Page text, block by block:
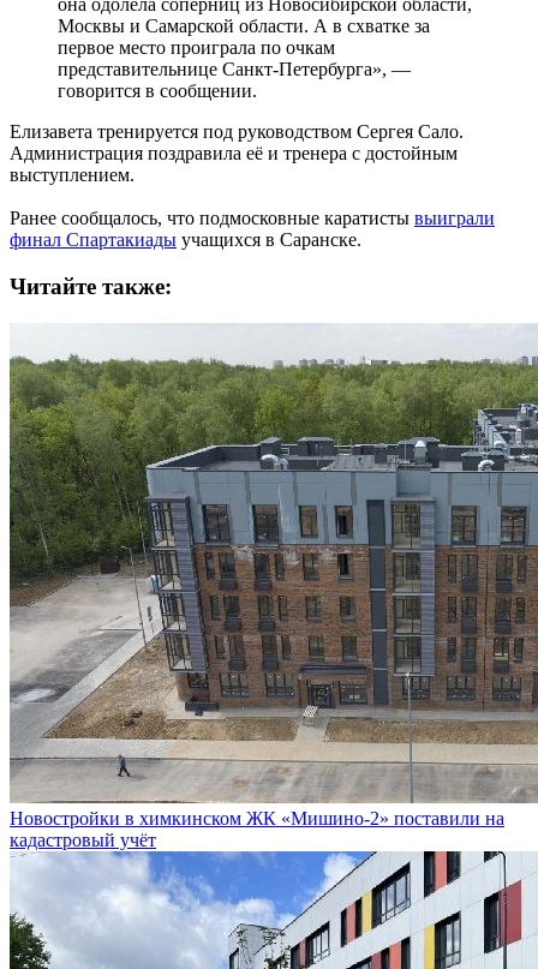
она одолела соперниц из Новосибирской области,
Москвы и Самарской области. А в схватке за
первое место проиграла по очкам
представительнице Санкт-Петербурга», —
говорится в сообщении.
Елизавета тренируется под руководством Сергея Сало.
Администрация поздравила её и тренера с достойным
выступлением.
Ранее сообщалось, что подмосковные каратисты выиграли
финал Спартакиады учащихся в Саранске.
Читайте также:
Новостройки в химкинском ЖК «Мишино-2» поставили на
кадастровый учёт